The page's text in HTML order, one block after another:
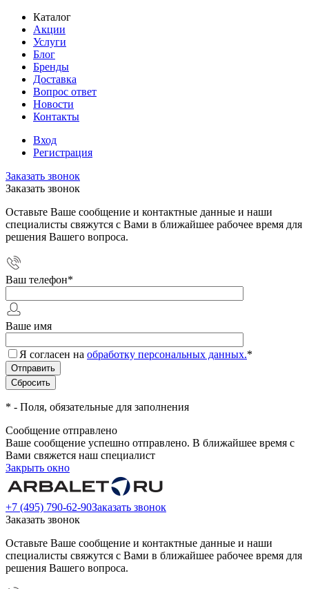
Каталог
Акции
Услуги
Блог
Бренды
Доставка
Вопрос ответ
Новости
Контакты
Вход
Регистрация
Заказать звонок
Заказать звонок
Оставьте Ваше сообщение и контактные данные и наши
специалисты свяжутся с Вами в ближайшее рабочее время для
решения Вашего вопроса.
Ваш телефон*
Ваше имя
Я согласен на обработку персональных данных.*
* - Поля, обязательные для заполнения
Сообщение отправлено
Ваше сообщение успешно отправлено. В ближайшее время с
Вами свяжется наш специалист
Закрыть окно
+7 (495) 790-62-90Заказать звонок
Заказать звонок
Оставьте Ваше сообщение и контактные данные и наши
специалисты свяжутся с Вами в ближайшее рабочее время для
решения Вашего вопроса.